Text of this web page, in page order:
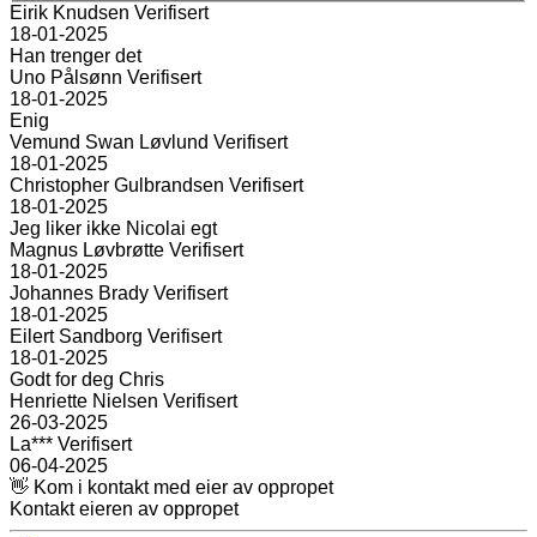
Eirik Knudsen Verifisert
18-01-2025
Han trenger det
Uno Pålsønn Verifisert
18-01-2025
Enig
Vemund Swan Løvlund Verifisert
18-01-2025
Christopher Gulbrandsen Verifisert
18-01-2025
Jeg liker ikke Nicolai egt
Magnus Løvbrøtte Verifisert
18-01-2025
Johannes Brady Verifisert
18-01-2025
Eilert Sandborg Verifisert
18-01-2025
Godt for deg Chris
Henriette Nielsen Verifisert
26-03-2025
La*** Verifisert
06-04-2025
👋 Kom i kontakt med eier av oppropet
Kontakt eieren av oppropet